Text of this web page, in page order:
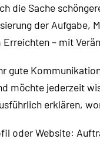
die Sache
der Aufgabe,
– mit
gute
möchte jederzeit
erklären,
oder Website: